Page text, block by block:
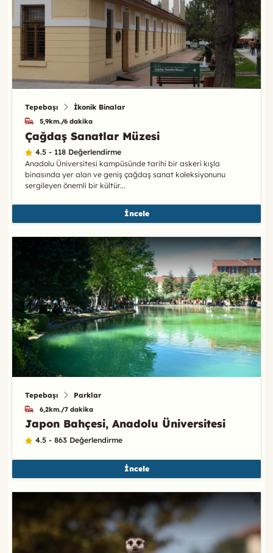
Tepebaşı İkonik Binalar
5,9km./6 dakika
Çağdaş Sanatlar Müzesi
4.5 - 118 Değerlendirme
Anadolu Üniversitesi kampüsünde tarihi bir askeri kışla
binasında yer alan ve geniş çağdaş sanat koleksiyonunu
sergileyen önemli bir kültür...
İncele
Tepebaşı Parklar
6,2km./7 dakika
Japon Bahçesi, Anadolu Üniversitesi
4.5 - 863 Değerlendirme
İncele